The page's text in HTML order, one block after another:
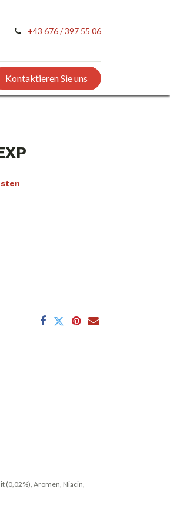
+43 676 / 397 55 06
Kontaktieren Sie uns
(0,02%), Aromen, Niacin,